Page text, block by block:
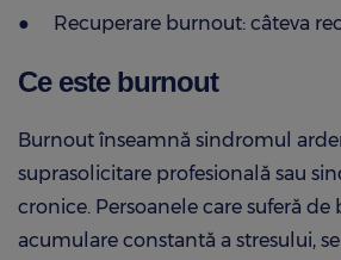
● Recuperare burnout: câteva
Ce este burnout
Burnout înseamnă sindromul
suprasolicitare profesională sau
cronice. Persoanele care suferă
acumulare constantă a stresului,